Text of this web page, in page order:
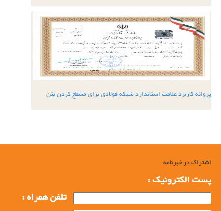
پروانه کاربرد علامت استاندارد شبکه فولادی برای مسطح کردن بتن
اشتراک در خبرنامه
پست الکترونیک :
تلفن همراه :